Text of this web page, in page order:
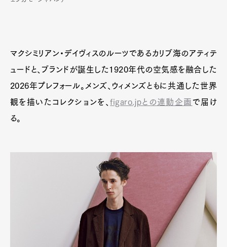
マクシミリアン・デイヴィスのルーツであるカリブ海のアティテ
ュードと、ブランドが誕生した1920年代の空気感を融合した
2026年プレフォール。メンズ、ウィメンズともに共通した世界
観を描いたコレクションを、figaro.jpとの連動企画 で届け
る。